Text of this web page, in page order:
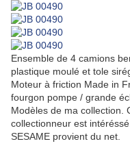
Ensemble de 4 camions
plastique moulé et tole
Moteur à friction Made in
fourgon pompe / grande
Modèles de ma collection.
collectionneur est
SESAME provient du net.